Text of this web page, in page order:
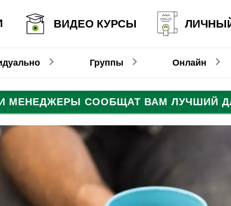
ВИДЕО КУРСЫ
Группы Онлайн
МЕНЕДЖЕРЫ СООБЩАТ ВАМ ЛУЧШИЙ